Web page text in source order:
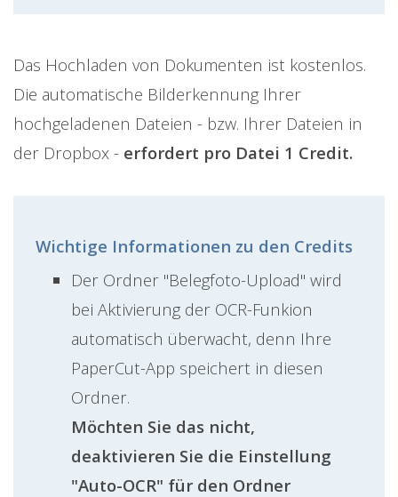
Das Hochladen von Dokumenten ist kostenlos.
Die automatische Bilderkennung Ihrer
hochgeladenen Dateien - bzw. Ihrer Dateien in
der Dropbox - erfordert pro Datei 1 Credit.
Wichtige Informationen zu den Credits
Der Ordner "Belegfoto-Upload" wird
bei Aktivierung der OCR-Funkion
automatisch überwacht, denn Ihre
PaperCut-App speichert in diesen
Ordner.
Möchten Sie das nicht,
deaktivieren Sie die Einstellung
"Auto-OCR" für den Ordner